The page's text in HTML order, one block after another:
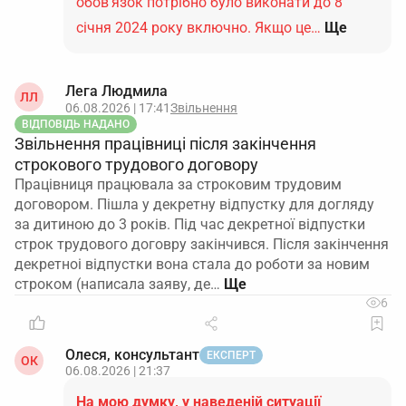
січня 2024 року включно. Якщо це… Ще
ЛЛ Лега Людмила
06.08.2026 | 17:41Звільнення
ВІДПОВІДЬ НАДАНО
Звільнення працівниці після закінчення
строкового трудового договору
Працівниця працювала за строковим трудовим
договором. Пішла у декретну відпустку для догляду
за дитиною до 3 років. Під час декретної відпустки
строк трудового договру закінчився. Після закінчення
декретноі відпустки вона стала до роботи за новим
строком (написала заяву, де…
6
ОК Олеся, консультант ЕКСПЕРТ
06.08.2026 | 21:37
На мою думку, у наведеній ситуації